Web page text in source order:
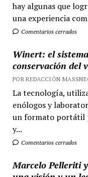
hay algunas que
una experiencia
Comentarios cerrados
Winert: el
conservación del
POR REDACCIÓN
La tecnología,
enólogos y
un formato portátil
y...
Comentarios cerrados
Marcelo Pelleriti